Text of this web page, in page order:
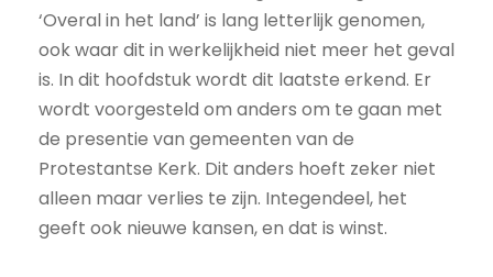
‘Overal in het land’ is lang letterlijk genomen,
ook waar dit in werkelijkheid niet meer het geval
is. In dit hoofdstuk wordt dit laatste erkend. Er
wordt voorgesteld om anders om te gaan met
de presentie van gemeenten van de
Protestantse Kerk. Dit anders hoeft zeker niet
alleen maar verlies te zijn. Integendeel, het
geeft ook nieuwe kansen, en dat is winst.